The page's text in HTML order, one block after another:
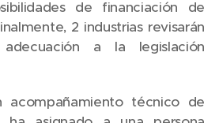
de financiación de
2 industrias revisarán
a la legislación
acompañamiento técnico de